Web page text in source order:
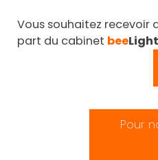
Vous souhaitez recevoir
part du cabinet bee
Pour